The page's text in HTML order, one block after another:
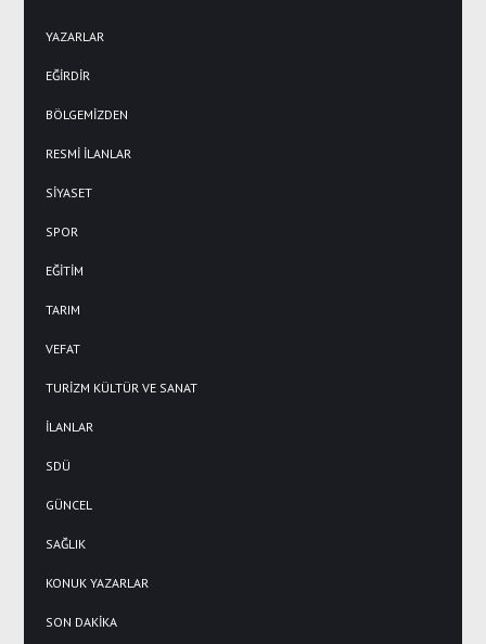
YAZARLAR
EĞİRDİR
BÖLGEMİZDEN
RESMİ İLANLAR
SİYASET
SPOR
EĞİTİM
TARIM
VEFAT
TURİZM KÜLTÜR VE SANAT
İLANLAR
SDÜ
GÜNCEL
SAĞLIK
KONUK YAZARLAR
SON DAKİKA